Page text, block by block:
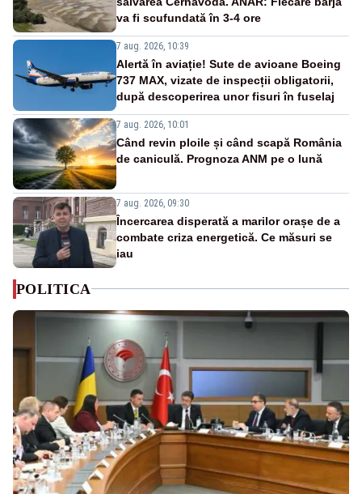
va fi scufundată în 3-4 ore
7 aug. 2026, 10:39
Alertă în aviație! Sute de avioane Boeing
737 MAX, vizate de inspecții obligatorii,
după descoperirea unor fisuri în fuselaj
7 aug. 2026, 10:01
Când revin ploile și când scapă România
de caniculă. Prognoza ANM pe o lună
7 aug. 2026, 09:30
Încercarea disperată a marilor orașe de a
combate criza energetică. Ce măsuri se
iau
POLITICA